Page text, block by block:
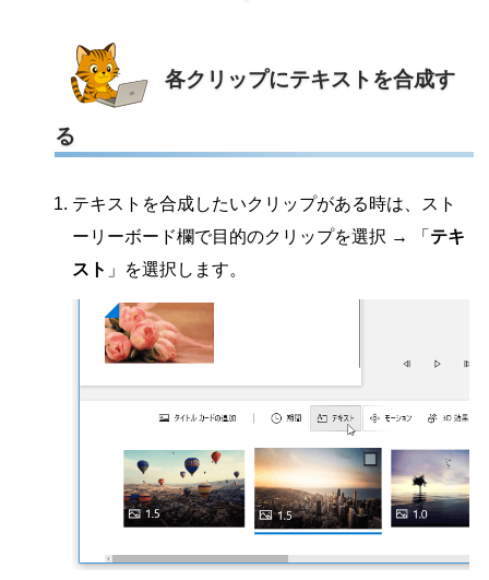
各クリップにテキストを合成す
る
テキストを合成したいクリップがある時は、スト
ーリーボード欄で目的のクリップを選択 → 「 テキ
スト 」を選択します。